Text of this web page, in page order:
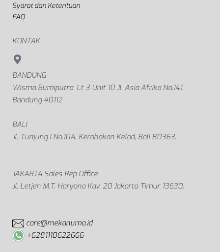
Syarat dan Ketentuan
FAQ
KONTAK
BANDUNG
Wisma Bumiputra. Lt 3 Unit 10 Jl. Asia Afrika No.141.
Bandung 40112
BALI
Jl. Tunjung I No.10A, Kerobokan Kelod, Bali 80363.
JAKARTA Sales Rep Office
Jl. Letjen M.T. Haryono Kav. 20 Jakarta Timur 13630.
.
care@mekanuma.id
+6281110622666